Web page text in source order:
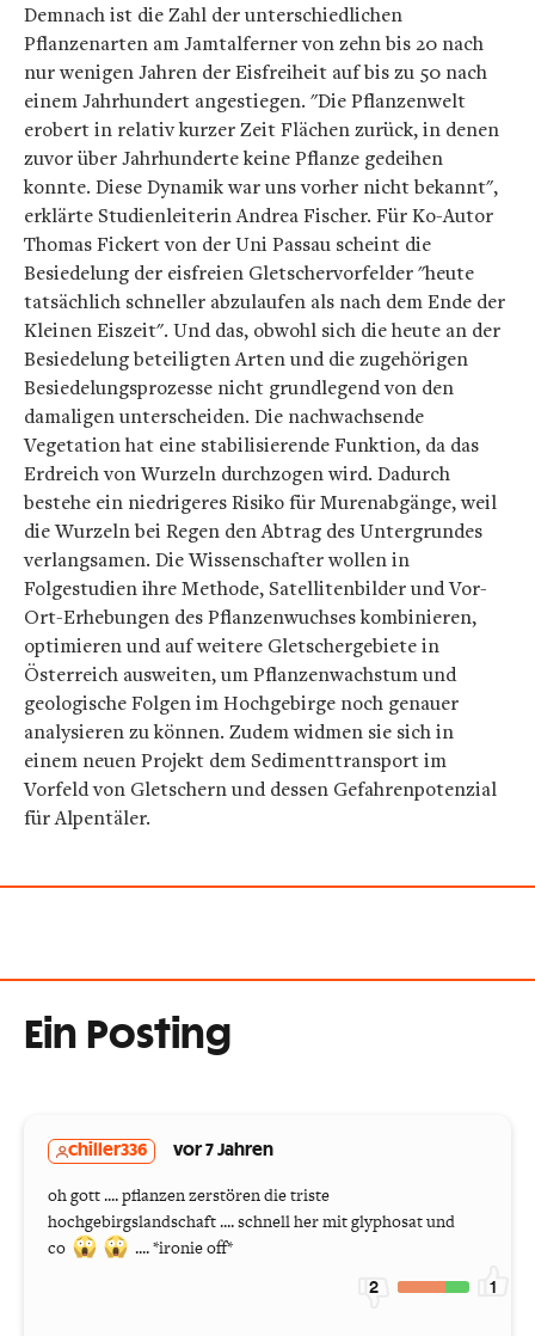
Demnach ist die Zahl der unterschiedlichen
Pflanzenarten am Jamtalferner von zehn bis 20 nach
nur wenigen Jahren der Eisfreiheit auf bis zu 50 nach
einem Jahrhundert angestiegen. "Die Pflanzenwelt
erobert in relativ kurzer Zeit Flächen zurück, in denen
zuvor über Jahrhunderte keine Pflanze gedeihen
konnte. Diese Dynamik war uns vorher nicht bekannt",
erklärte Studienleiterin Andrea Fischer. Für Ko-Autor
Thomas Fickert von der Uni Passau scheint die
Besiedelung der eisfreien Gletschervorfelder "heute
tatsächlich schneller abzulaufen als nach dem Ende der
Kleinen Eiszeit". Und das, obwohl sich die heute an der
Besiedelung beteiligten Arten und die zugehörigen
Besiedelungsprozesse nicht grundlegend von den
damaligen unterscheiden. Die nachwachsende
Vegetation hat eine stabilisierende Funktion, da das
Erdreich von Wurzeln durchzogen wird. Dadurch
bestehe ein niedrigeres Risiko für Murenabgänge, weil
die Wurzeln bei Regen den Abtrag des Untergrundes
verlangsamen. Die Wissenschafter wollen in
Folgestudien ihre Methode, Satellitenbilder und Vor-
Ort-Erhebungen des Pflanzenwuchses kombinieren,
optimieren und auf weitere Gletschergebiete in
Österreich ausweiten, um Pflanzenwachstum und
geologische Folgen im Hochgebirge noch genauer
analysieren zu können. Zudem widmen sie sich in
einem neuen Projekt dem Sedimenttransport im
Vorfeld von Gletschern und dessen Gefahrenpotenzial
für Alpentäler.
Ein Posting
chiller336 vor 7 Jahren
oh gott .... pflanzen zerstören die triste
hochgebirgslandschaft .... schnell her mit glyphosat und
co
.... *ironie off*
2 1